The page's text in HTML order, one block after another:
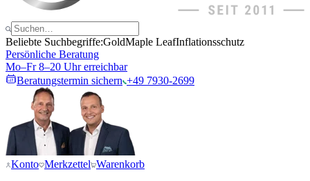
Beliebte Suchbegriffe:GoldMaple LeafInflationsschutz
Persönliche Beratung
Mo–Fr 8–20 Uhr erreichbar
Beratungstermin sichern +49 7930-2699
Konto Merkzettel Warenkorb